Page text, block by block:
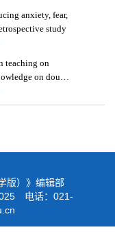
anxiety, fear,
study
teaching on
on double
版）》编辑部
电话：021-